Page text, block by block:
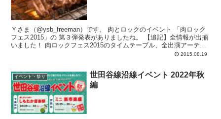
Ｙさま（@ysb_freeman）です。 肉とロックのイベント 「肉ロック
フェス2015」の 第３弾発表がありましたね。 【追記】全情報が出揃
いました！ 肉ロックフェス2015のタイムテーブル、全出演アーテ
2015.08.19
イベント・祭り
世田谷線沿線イベント 2022年秋
編